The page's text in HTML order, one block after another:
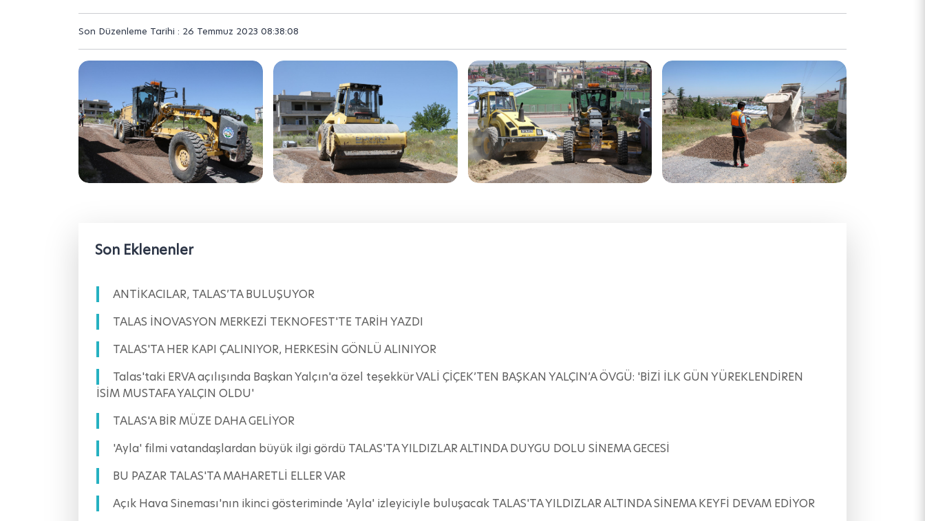
Son Düzenleme Tarihi : 26 Temmuz 2023 08:38:08
Son Eklenenler
ANTİKACILAR, TALAS’TA BULUŞUYOR
TALAS İNOVASYON MERKEZİ TEKNOFEST'TE TARİH YAZDI
TALAS'TA HER KAPI ÇALINIYOR, HERKESİN GÖNLÜ ALINIYOR
Talas'taki ERVA açılışında Başkan Yalçın'a özel teşekkür VALİ ÇİÇEK’TEN BAŞKAN YALÇIN’A ÖVGÜ: 'BİZİ İLK GÜN YÜREKLENDİREN
İSİM MUSTAFA YALÇIN OLDU'
TALAS'A BİR MÜZE DAHA GELİYOR
'Ayla' filmi vatandaşlardan büyük ilgi gördü TALAS'TA YILDIZLAR ALTINDA DUYGU DOLU SİNEMA GECESİ
BU PAZAR TALAS'TA MAHARETLİ ELLER VAR
Açık Hava Sineması'nın ikinci gösteriminde 'Ayla' izleyiciyle buluşacak TALAS'TA YILDIZLAR ALTINDA SİNEMA KEYFİ DEVAM EDİYOR